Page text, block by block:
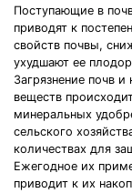
Поступающие в
приводят к
свойств почвы,
ухудшают ее
Загрязнение почв
веществ
минеральных
сельского
количествах для
Ежегодное их
приводит к их